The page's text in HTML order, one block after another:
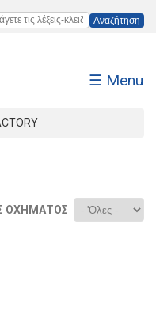
τις λέξεις-κλειδιά
☰ Menu
ΟΧΉΜΑΤΟΣ